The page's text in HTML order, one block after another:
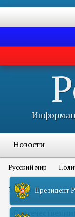
Новости
Русский мир
Это интересно всем
Президент